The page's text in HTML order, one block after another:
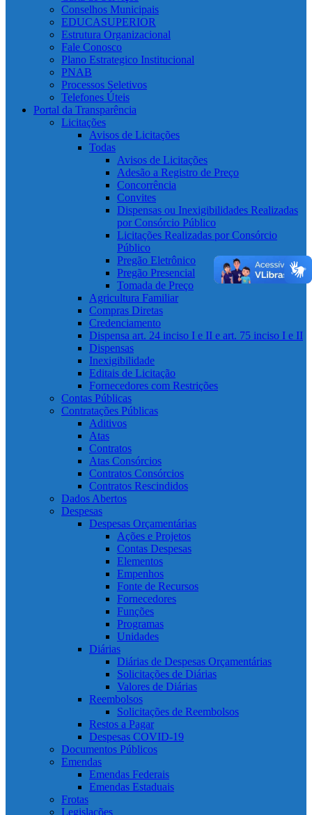
Conselhos Municipais
EDUCASUPERIOR
Estrutura Organizacional
Fale Conosco
Plano Estrategico Institucional
PNAB
Processos Seletivos
Telefones Úteis
Portal da Transparência
Licitações
Avisos de Licitações
Todas
Avisos de Licitações
Adesão a Registro de Preço
Concorrência
Convites
Dispensas ou Inexigibilidades Realizadas
por Consórcio Público
Licitações Realizadas por Consórcio
Público
Pregão Eletrônico
Pregão Presencial
Tomada de Preço
Agricultura Familiar
Compras Diretas
Credenciamento
Dispensa art. 24 inciso I e II e art. 75 inciso I e II
Dispensas
Inexigibilidade
Editais de Licitação
Fornecedores com Restrições
Contas Públicas
Contratações Públicas
Aditivos
Atas
Contratos
Atas Consórcios
Contratos Consórcios
Contratos Rescindidos
Dados Abertos
Despesas
Despesas Orçamentárias
Ações e Projetos
Contas Despesas
Elementos
Empenhos
Fonte de Recursos
Fornecedores
Funções
Programas
Unidades
Diárias
Diárias de Despesas Orçamentárias
Solicitações de Diárias
Valores de Diárias
Reembolsos
Solicitações de Reembolsos
Restos a Pagar
Despesas COVID-19
Documentos Públicos
Emendas
Emendas Federais
Emendas Estaduais
Frotas
Legislações